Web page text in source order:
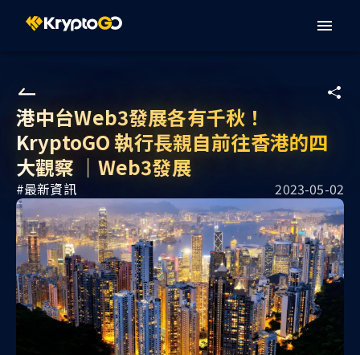
港中台Web3發展各有千秋！
KryptoGO 執行長親自前往香港的四
大觀察 ｜Web3發展
#最新資訊 2023-05-02